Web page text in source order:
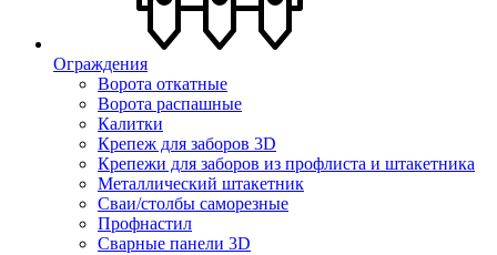
Ограждения
Ворота откатные
Ворота распашные
Калитки
Крепеж для заборов 3D
Крепежи для заборов из профлиста и штакетника
Металлический штакетник
Сваи/столбы саморезные
Профнастил
Сварные панели 3D